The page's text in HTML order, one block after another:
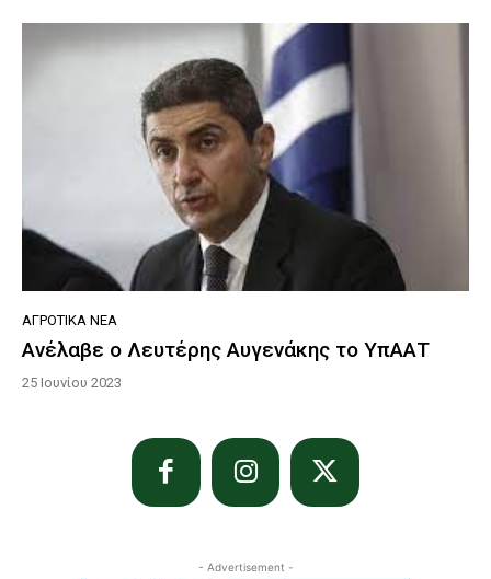
ΑΓΡΟΤΙΚΆ ΝΈΑ
Ανέλαβε ο Λευτέρης Αυγενάκης το ΥπΑΑΤ
25 Ιουνίου 2023
- Advertisement -